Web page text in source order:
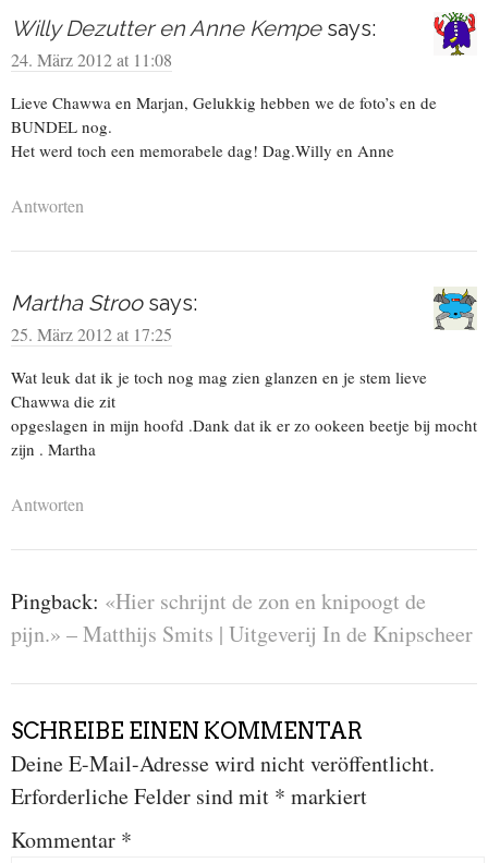
Willy Dezutter en Anne Kempe says:
24. März 2012 at 11:08
Lieve Chawwa en Marjan, Gelukkig hebben we de foto’s en de
BUNDEL nog.
Het werd toch een memorabele dag! Dag.Willy en Anne
Antworten
Martha Stroo says:
25. März 2012 at 17:25
Wat leuk dat ik je toch nog mag zien glanzen en je stem lieve
Chawwa die zit
opgeslagen in mijn hoofd .Dank dat ik er zo ookeen beetje bij mocht
zijn . Martha
Antworten
Pingback: «Hier schrijnt de zon en knipoogt de
pijn.» – Matthijs Smits | Uitgeverij In de Knipscheer
SCHREIBE EINEN KOMMENTAR
Deine E-Mail-Adresse wird nicht veröffentlicht.
Erforderliche Felder sind mit * markiert
Kommentar *